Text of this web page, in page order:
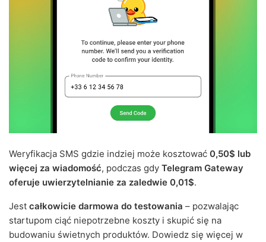
Weryfikacja SMS gdzie indziej może kosztować 0,50$ lub
więcej za wiadomość, podczas gdy Telegram Gateway
oferuje uwierzytelnianie za zaledwie 0,01$.
Jest całkowicie darmowa do testowania – pozwalając
startupom ciąć niepotrzebne koszty i skupić się na
budowaniu świetnych produktów. Dowiedz się więcej w